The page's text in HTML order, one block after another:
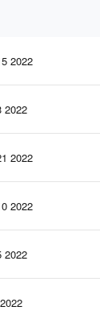
2022
2022
2022
2022
2022